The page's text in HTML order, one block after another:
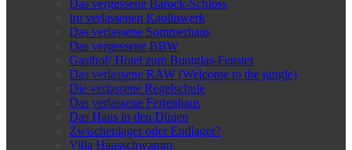
Das vergessene Barock-Schloss
Im verlassenen Kaolinwerk
Das verlassene Sommerhaus
Das vergessene BBW
Gasthof/ Hotel zum Buntglas-Fenster
Das verlassene RAW (Welcome to the jungle)
Die verlassene Regelschule
Das verlassene Ferienhaus
Das Haus in den Dünen
Zwischenlager oder Endlager?
Villa Hausschwamm